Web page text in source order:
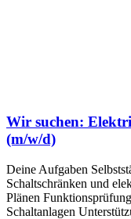
Wir suchen:
(m/w/d)
Deine Aufgaben
Schaltschränken und
Plänen
Schaltanlagen